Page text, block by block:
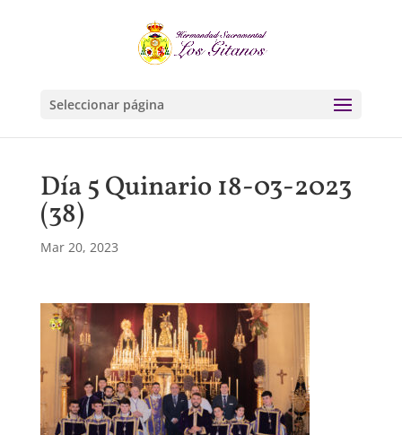
Seleccionar página
Día 5 Quinario 18-03-2023
(38)
Mar 20, 2023